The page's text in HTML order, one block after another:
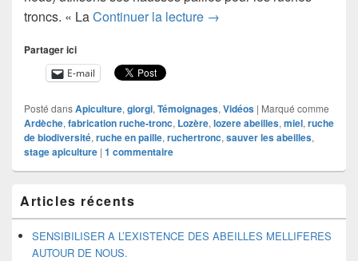
troncs. « LaContinuer la lecture Un peuplement en ruche
→
Partager ici
E-mail
Posté dansApiculture, giorgi, Témoignages, Vidéos | Marqué comme
Ardèche, fabrication ruche-tronc, Lozère, lozere abeilles, miel, ruche
de biodiversité, ruche en paille, ruchertronc, sauver les abeilles,
stage apiculture | 1 commentaire
principale
de
widget
Articles récents
SENSIBILISER A L’EXISTENCE DES ABEILLES MELLIFERES
AUTOUR DE NOUS.